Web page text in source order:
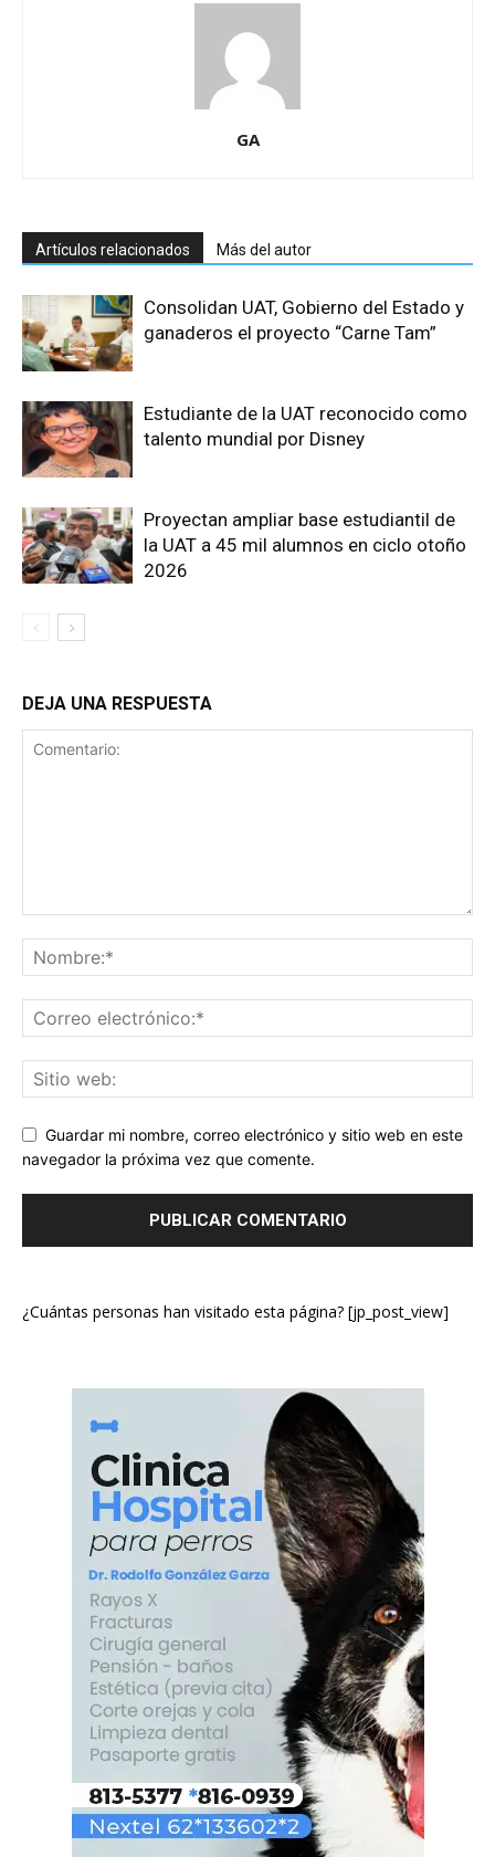
GA
Artículos relacionados Más del autor
Consolidan UAT, Gobierno del Estado y
ganaderos el proyecto “Carne Tam”
Estudiante de la UAT reconocido como
talento mundial por Disney
Proyectan ampliar base estudiantil de
la UAT a 45 mil alumnos en ciclo otoño
2026
DEJA UNA RESPUESTA
Guardar mi nombre, correo electrónico y sitio web en este
navegador la próxima vez que comente.
¿Cuántas personas han visitado esta página? [jp_post_view]